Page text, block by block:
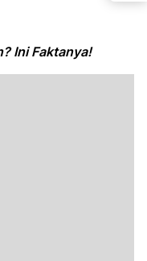
Ini Faktanya!